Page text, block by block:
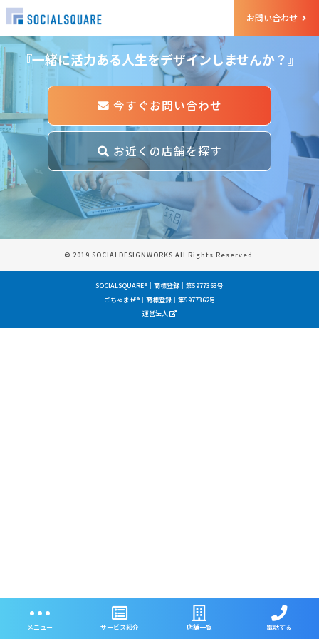
お問い合わせ
メニュー サービス紹介 店舗一覧 電話する
『一緒に活力ある人生をデザインしませんか？』
今すぐお問い合わせ
お近くの店舗を探す
© 2019 SOCIALDESIGNWORKS All Rights Reserved.
SOCIALSQUARE®｜商標登録｜第5977363号
ごちゃまぜ®｜商標登録｜第5977362号
運営法人